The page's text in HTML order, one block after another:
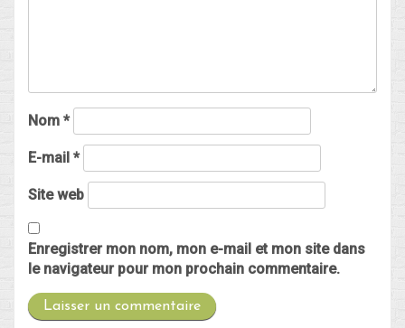
Nom *
E-mail *
Site web
Enregistrer mon nom, mon e-mail et mon site dans
le navigateur pour mon prochain commentaire.